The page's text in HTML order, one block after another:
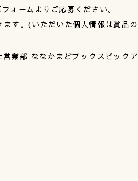
ォームよりご応募ください。
す。(いただいた個人情報は賞品の
業部 ななかまどブックスピックア